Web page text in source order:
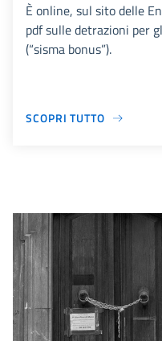
È online, sul sito delle
pdf sulle detrazioni per
(“sisma bonus”).
SCOPRI TUTTO